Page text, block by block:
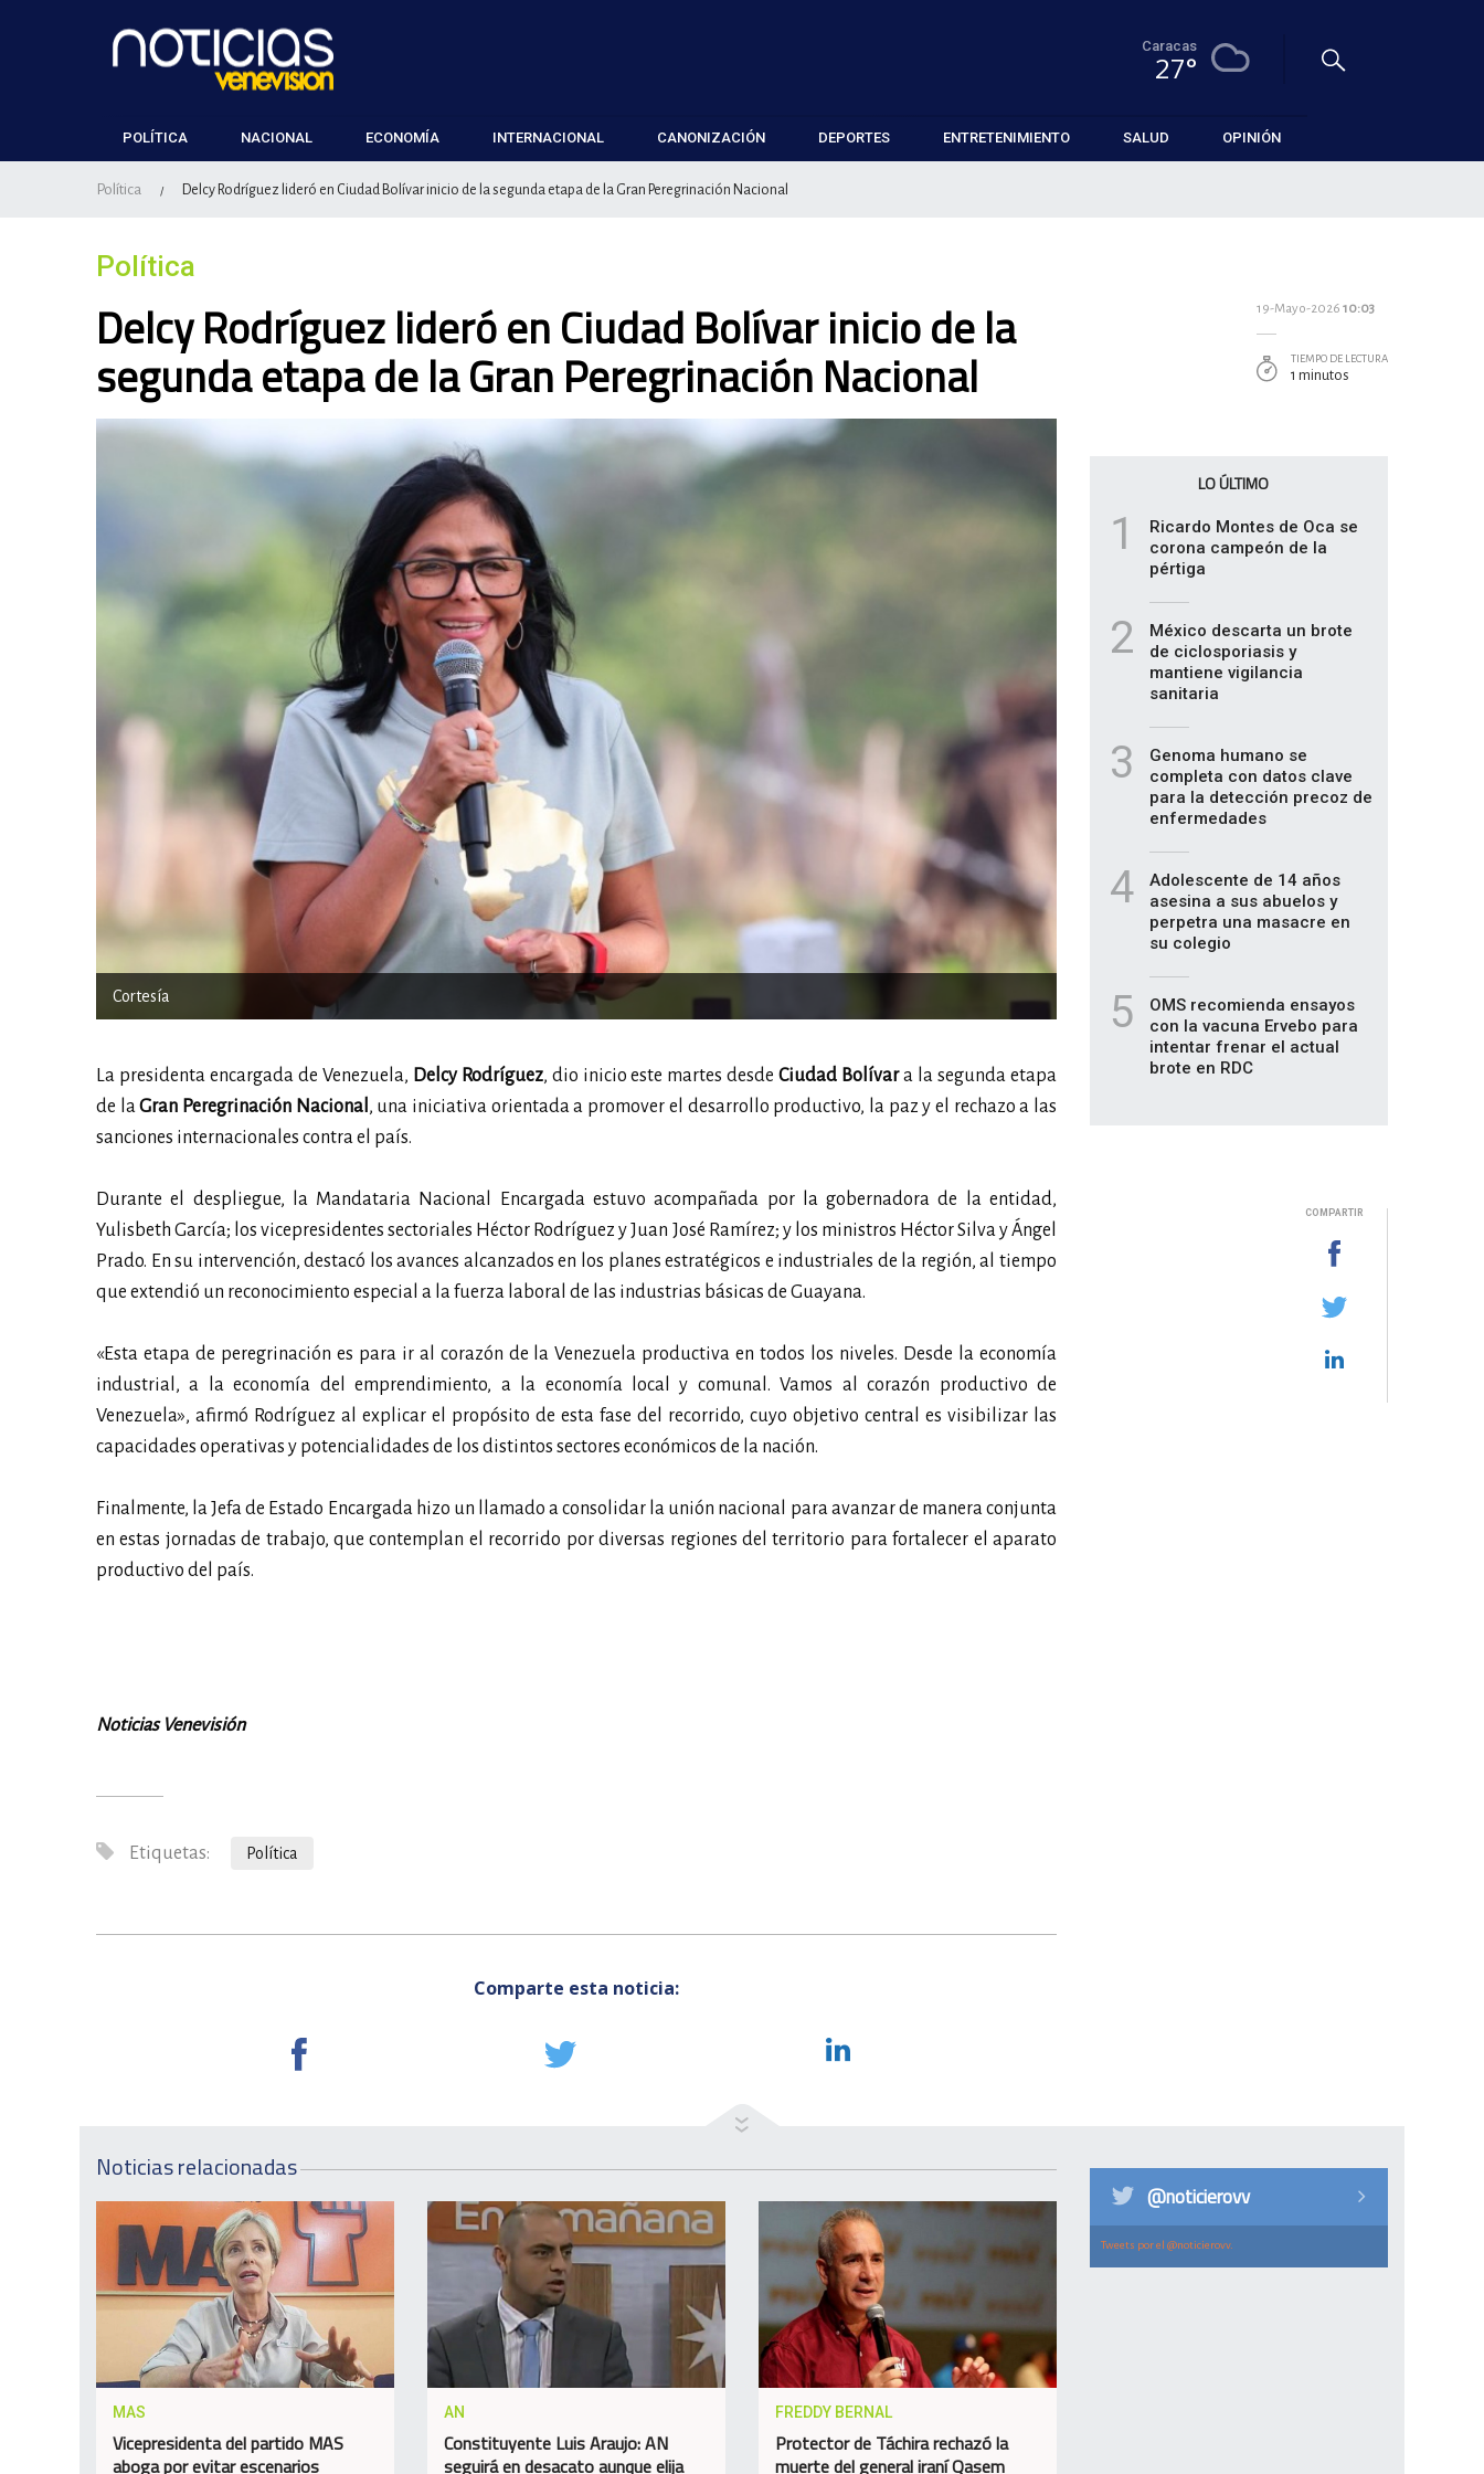
Caracas
27°
POLÍTICA NACIONAL ECONOMÍA INTERNACIONAL CANONIZACIÓN DEPORTES ENTRETENIMIENTO SALUD OPINIÓN
Política / Delcy Rodríguez lideró en Ciudad Bolívar inicio de la segunda etapa de la Gran Peregrinación Nacional
Política
Delcy Rodríguez lideró en Ciudad Bolívar inicio de la
segunda etapa de la Gran Peregrinación Nacional
Cortesía
La presidenta encargada de Venezuela, Delcy Rodríguez, dio inicio este martes desdeCiudad Bolívara la segunda etapa
de laGran Peregrinación Nacional , una iniciativa orientada a promover el desarrollo productivo, la paz y el rechazo a las
sanciones internacionales contra el país.
Durante el despliegue, la Mandataria Nacional Encargada estuvo acompañada por la gobernadora de la entidad,
Yulisbeth García; los vicepresidentes sectoriales Héctor Rodríguez y Juan José Ramírez; y los ministros Héctor Silva y Ángel
Prado. En su intervención, destacó los avances alcanzados en los planes estratégicos e industriales de la región, al tiempo
que extendió un reconocimiento especial a la fuerza laboral de las industrias básicas de Guayana.
«Esta etapa de peregrinación es para ir al corazón de la Venezuela productiva en todos los niveles. Desde la economía
industrial, a la economía del emprendimiento, a la economía local y comunal. Vamos al corazón productivo de
Venezuela», afirmó Rodríguez al explicar el propósito de esta fase del recorrido, cuyo objetivo central es visibilizar las
capacidades operativas y potencialidades de los distintos sectores económicos de la nación.
Finalmente, la Jefa de Estado Encargada hizo un llamado a consolidar la unión nacional para avanzar de manera conjunta
en estas jornadas de trabajo, que contemplan el recorrido por diversas regiones del territorio para fortalecer el aparato
productivo del país.
Noticias Venevisión
Etiquetas: Política
Comparte esta noticia:
19-Mayo-2026 10:03
TIEMPO DE LECTURA
1 minutos
LO ÚLTIMO
1
Ricardo Montes de Oca se
corona campeón de la
pértiga
2
México descarta un brote
de ciclosporiasis y
mantiene vigilancia
sanitaria
3
Genoma humano se
completa con datos clave
para la detección precoz de
enfermedades
4
Adolescente de 14 años
asesina a sus abuelos y
perpetra una masacre en
su colegio
5
OMS recomienda ensayos
con la vacuna Ervebo para
intentar frenar el actual
brote en RDC
COMPARTIR
Noticias relacionadas
MAS
Vicepresidenta del partido MAS
aboga por evitar escenarios
AN
Constituyente Luis Araujo: AN
seguirá en desacato aunque elija
FREDDY BERNAL
Protector de Táchira rechazó la
muerte del general iraní Qasem
@noticierovv
Tweets por el @noticierovv.